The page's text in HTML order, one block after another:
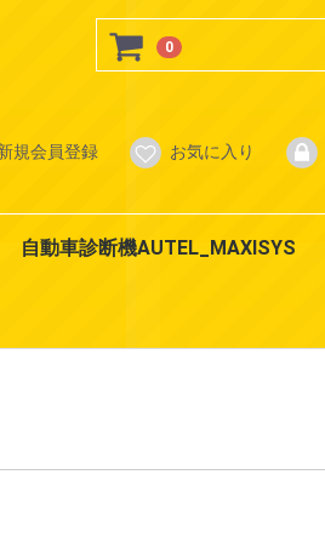
0
規会員登録 お気に入り
自動車診断機AUTEL_MAXISYS